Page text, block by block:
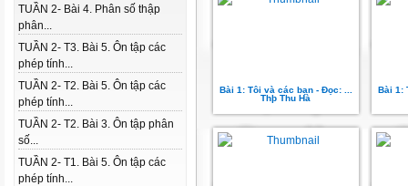
TUẦN 2- Bài 4. Phân số thập
phân...
TUẦN 2- T3. Bài 5. Ôn tập các
phép tính...
TUẦN 2- T2. Bài 5. Ôn tập các
phép tính...
TUẦN 2- T2. Bài 3. Ôn tập phân
số...
TUẦN 2- T1. Bài 5. Ôn tập các
phép tính...
Bài 1: Tôi và các bạn - Đọc: ...
Thþ Thu Hà
Bài 1: